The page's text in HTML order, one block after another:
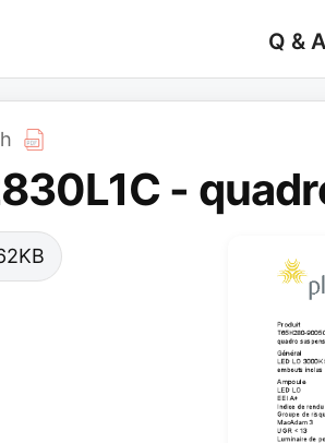
Q & A
-